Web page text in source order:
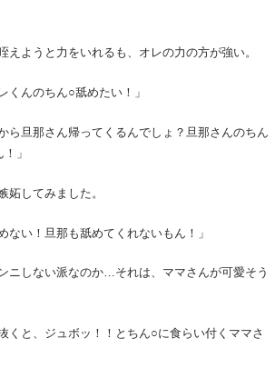
えようと力をいれるも、オレの力の方が強い。
くんのちん○舐めたい！」
ら旦那さん帰ってくるんでしょ？旦那さんのちん
」
妬してみました。
ない！旦那も舐めてくれないもん！」
ニしない派なのか…それは、ママさんが可愛そう
くと、ジュボッ！！とちん○に食らい付くママさ